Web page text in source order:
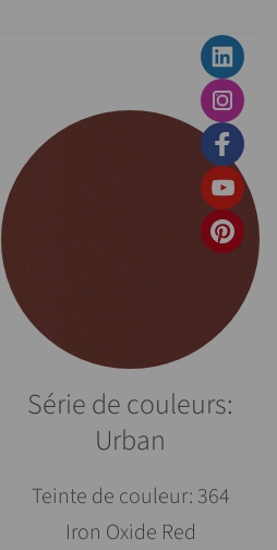
Série de couleurs:
Urban
Teinte de couleur: 364
Iron Oxide Red